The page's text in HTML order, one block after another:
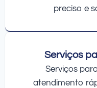
preciso e
Serviços
Serviços
atendimento